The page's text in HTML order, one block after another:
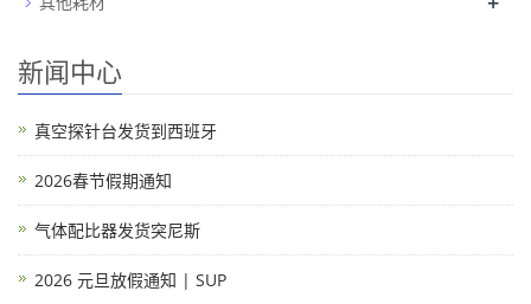
新闻中心
真空探针台发货到西班牙
2026春节假期通知
气体配比器发货突尼斯
2026 元旦放假通知 | SUP